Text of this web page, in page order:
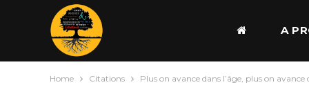
A
Home Citations Plus on avance dans l’âge, plus on